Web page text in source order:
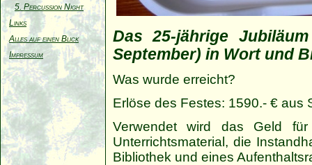
5. Percussion Night
Links
Alles auf einen Blick
Impressum
Das 25-jährige
September) in Wort und
Was wurde erreicht?
Erlöse des Festes: 1590.- € aus
Verwendet wird das Geld für
Unterrichtsmaterial, die
Bibliothek und eines